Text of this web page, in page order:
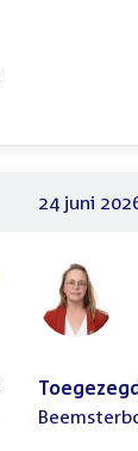
24 juni